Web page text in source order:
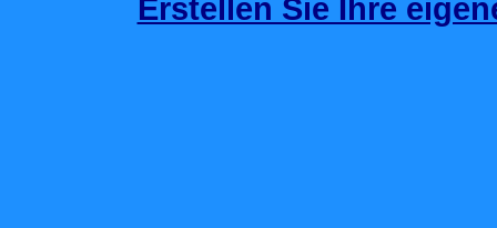
Erstellen Sie Ihre